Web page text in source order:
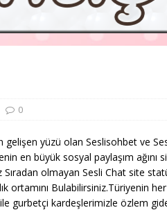
0
yüzü olan Seslisohbet ve
en büyük sosyal paylaşım ağını
Sıradan olmayan Sesli Chat site
ortamını Bulabilirsiniz.Türiyenin
gurbetçi kardeşlerimizle özlem